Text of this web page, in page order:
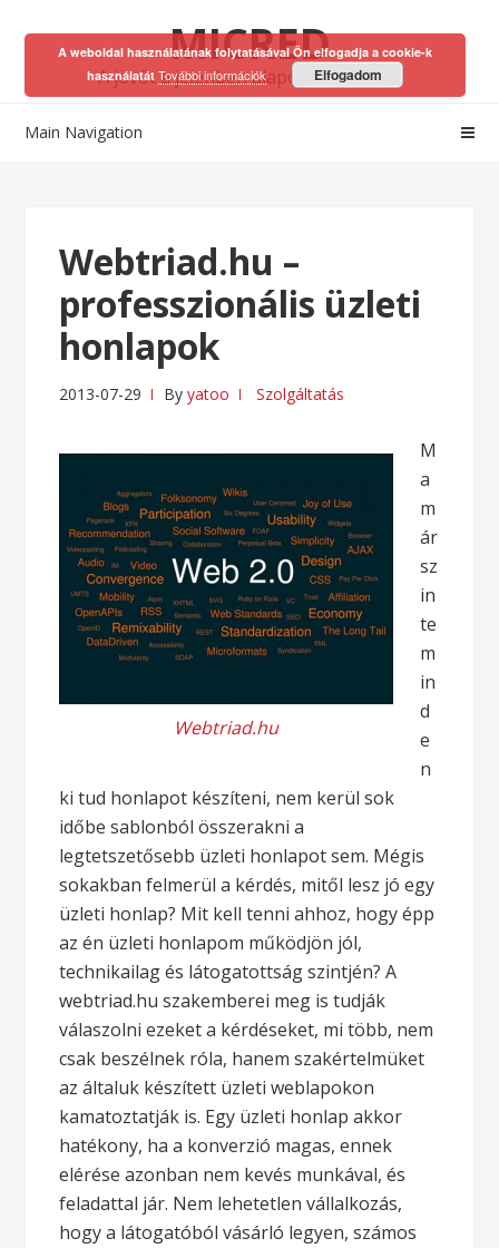
to
navigation
to
content
MICRED
A jövőt a jelenben alapozhatod meg!
Main Navigation
Webtriad.hu –
professzionális üzleti
honlapok
2013-07-29 Byyatoo Szolgáltatás
Webtriad.hu
M
a
m
ár
sz
in
te
m
in
d
e
n
ki tud honlapot készíteni, nem kerül sok
időbe sablonból összerakni a
legtetszetősebb üzleti honlapot sem. Mégis
sokakban felmerül a kérdés, mitől lesz jó egy
üzleti honlap? Mit kell tenni ahhoz, hogy épp
az én üzleti honlapom működjön jól,
technikailag és látogatottság szintjén? A
webtriad.hu szakemberei meg is tudják
válaszolni ezeket a kérdéseket, mi több, nem
csak beszélnek róla, hanem szakértelmüket
az általuk készített üzleti weblapokon
kamatoztatják is. Egy üzleti honlap akkor
hatékony, ha a konverzió magas, ennek
elérése azonban nem kevés munkával, és
feladattal jár. Nem lehetetlen vállalkozás,
hogy a látogatóból vásárló legyen, számos
A weboldal használatának folytatásával Ön elfogadja a cookie-k
használatátTovábbi információk Elfogadom